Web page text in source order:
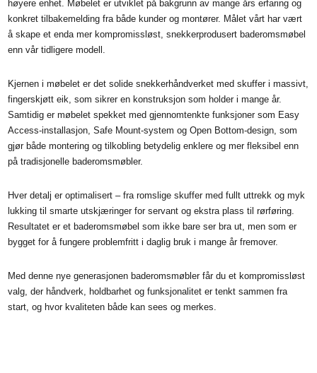
høyere enhet. Møbelet er utviklet på bakgrunn av mange års erfaring og
konkret tilbakemelding fra både kunder og montører. Målet vårt har vært
å skape et enda mer kompromissløst, snekkerprodusert baderomsmøbel
enn vår tidligere modell.
Kjernen i møbelet er det solide snekkerhåndverket med skuffer i massivt,
fingerskjøtt eik, som sikrer en konstruksjon som holder i mange år.
Samtidig er møbelet spekket med gjennomtenkte funksjoner som Easy
Access-installasjon, Safe Mount-system og Open Bottom-design, som
gjør både montering og tilkobling betydelig enklere og mer fleksibel enn
på tradisjonelle baderomsmøbler.
Hver detalj er optimalisert – fra romslige skuffer med fullt uttrekk og myk
lukking til smarte utskjæringer for servant og ekstra plass til rørføring.
Resultatet er et baderomsmøbel som ikke bare ser bra ut, men som er
bygget for å fungere problemfritt i daglig bruk i mange år fremover.
Med denne nye generasjonen baderomsmøbler får du et kompromissløst
valg, der håndverk, holdbarhet og funksjonalitet er tenkt sammen fra
start, og hvor kvaliteten både kan sees og merkes.